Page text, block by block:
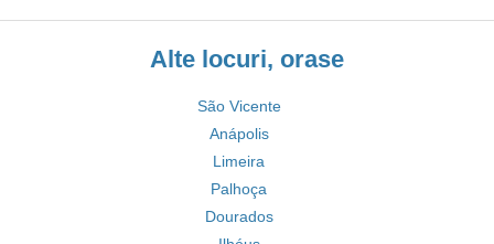
Alte locuri, orase
São Vicente
Anápolis
Limeira
Palhoça
Dourados